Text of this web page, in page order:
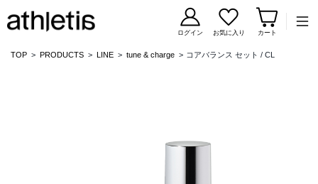
コンテンツに移動
ログイン お気に入り カート
TOP PRODUCTS LINE tune & charge コアバランス セット / CL